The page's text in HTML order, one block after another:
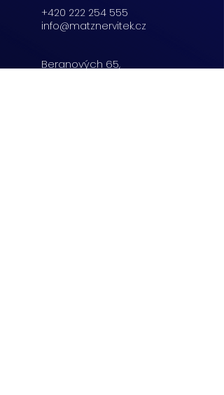
+420 222 254 555
info@matznervitek.cz
Beranových 65,